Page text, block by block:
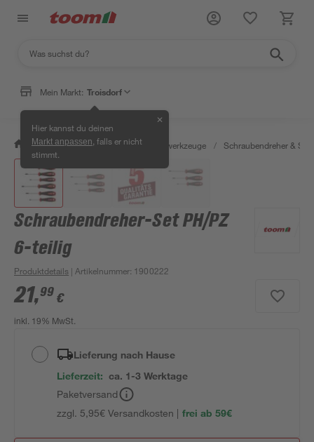
Mein Markt: Troisdorf
Hier kannst du deinen
Markt anpassen , falls er nicht
stimmt.
✕
/ Werkstatt & Maschinen / Handwerkzeuge / Schraubendreher &
Schraubendreher-Set PH/PZ
6-teilig
Produktdetails | Artikelnummer: 1900222
21,99 €
inkl. 19% MwSt.
Lieferung nach Hause
Lieferzeit: ca. 1-3 Werktage
Paketversand
zzgl. 5,95€ Versandkosten | frei ab 59€